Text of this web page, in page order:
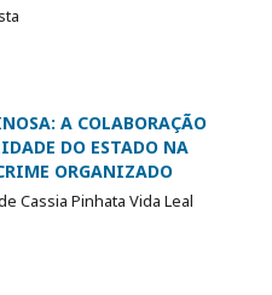
A COLABORAÇÃO
DO ESTADO NA
ORGANIZADO
Cassia Pinhata Vida Leal